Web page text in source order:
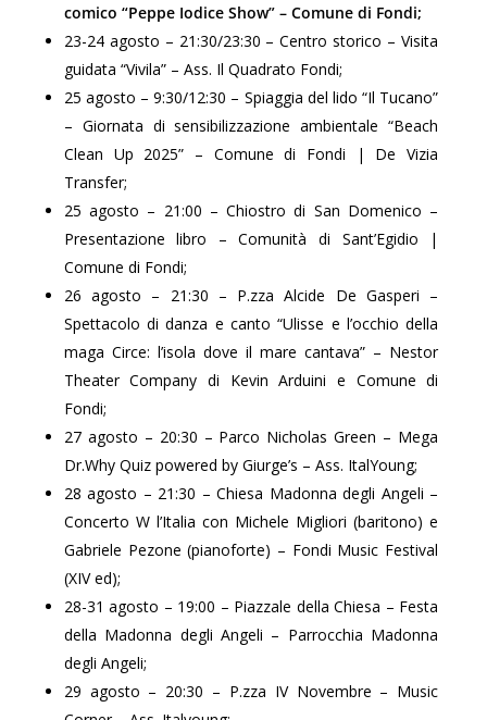
comico “Peppe Iodice Show” – Comune di Fondi;
23-24 agosto – 21:30/23:30 – Centro storico – Visita
guidata “Vivila” – Ass. Il Quadrato Fondi;
25 agosto – 9:30/12:30 – Spiaggia del lido “Il Tucano”
– Giornata di sensibilizzazione ambientale “Beach
Clean Up 2025” – Comune di Fondi | De Vizia
Transfer;
25 agosto – 21:00 – Chiostro di San Domenico –
Presentazione libro – Comunità di Sant’Egidio |
Comune di Fondi;
26 agosto – 21:30 – P.zza Alcide De Gasperi –
Spettacolo di danza e canto “Ulisse e l’occhio della
maga Circe: l’isola dove il mare cantava” – Nestor
Theater Company di Kevin Arduini e Comune di
Fondi;
27 agosto – 20:30 – Parco Nicholas Green – Mega
Dr.Why Quiz powered by Giurge’s – Ass. ItalYoung;
28 agosto – 21:30 – Chiesa Madonna degli Angeli –
Concerto W l’Italia con Michele Migliori (baritono) e
Gabriele Pezone (pianoforte) – Fondi Music Festival
(XIV ed);
28-31 agosto – 19:00 – Piazzale della Chiesa – Festa
della Madonna degli Angeli – Parrocchia Madonna
degli Angeli;
29 agosto – 20:30 – P.zza IV Novembre – Music